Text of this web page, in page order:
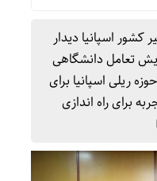
کشور اسپانیا دیدار
تعامل دانشگاهی
ریلی اسپانیا برای
برای راه اندازی